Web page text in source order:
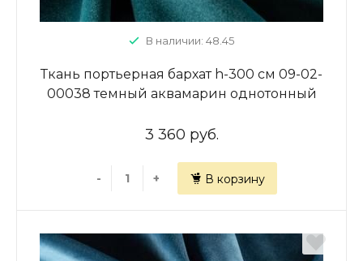
В наличии: 48.45
Ткань портьерная бархат h-300 см 09-02-
00038 темный аквамарин однотонный
3 360 руб.
- + В корзину